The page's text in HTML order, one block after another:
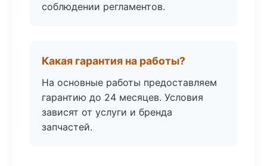
соблюдении регламентов.
Какая гарантия на работы?
На основные работы предоставляем
гарантию до 24 месяцев. Условия
зависят от услуги и бренда
запчастей.